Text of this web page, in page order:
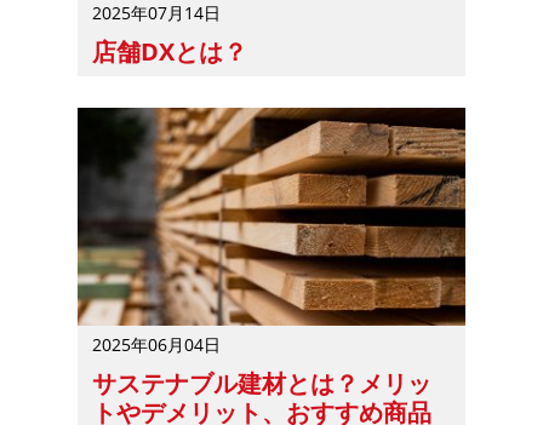
2025年07月14日
店舗DXとは？
2025年06月04日
サステナブル建材とは？メリッ
トやデメリット、おすすめ商品